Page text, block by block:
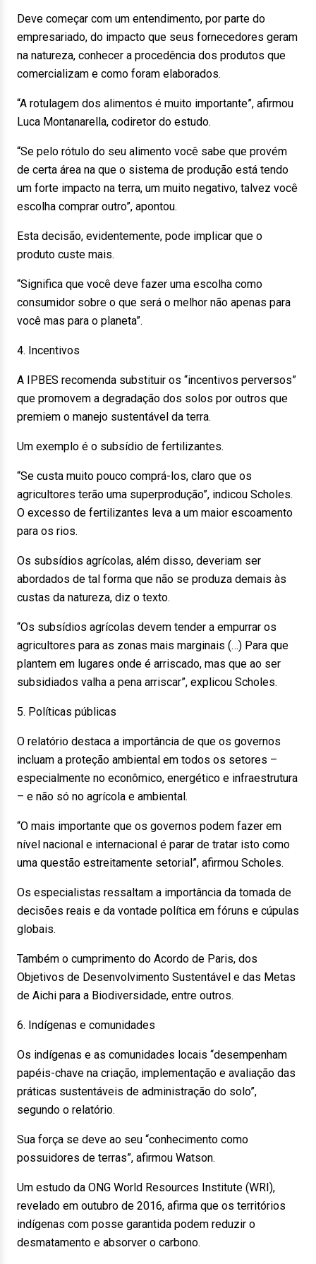
Deve começar com um entendimento, por parte do
empresariado, do impacto que seus fornecedores geram
na natureza, conhecer a procedência dos produtos que
comercializam e como foram elaborados.
“A rotulagem dos alimentos é muito importante”, afirmou
Luca Montanarella, codiretor do estudo.
“Se pelo rótulo do seu alimento você sabe que provém
de certa área na que o sistema de produção está tendo
um forte impacto na terra, um muito negativo, talvez você
escolha comprar outro”, apontou.
Esta decisão, evidentemente, pode implicar que o
produto custe mais.
“Significa que você deve fazer uma escolha como
consumidor sobre o que será o melhor não apenas para
você mas para o planeta”.
4. Incentivos
A IPBES recomenda substituir os “incentivos perversos”
que promovem a degradação dos solos por outros que
premiem o manejo sustentável da terra.
Um exemplo é o subsídio de fertilizantes.
“Se custa muito pouco comprá-los, claro que os
agricultores terão uma superprodução”, indicou Scholes.
O excesso de fertilizantes leva a um maior escoamento
para os rios.
Os subsídios agrícolas, além disso, deveriam ser
abordados de tal forma que não se produza demais às
custas da natureza, diz o texto.
“Os subsídios agrícolas devem tender a empurrar os
agricultores para as zonas mais marginais (…) Para que
plantem em lugares onde é arriscado, mas que ao ser
subsidiados valha a pena arriscar”, explicou Scholes.
5. Políticas públicas
O relatório destaca a importância de que os governos
incluam a proteção ambiental em todos os setores –
especialmente no econômico, energético e infraestrutura
– e não só no agrícola e ambiental.
“O mais importante que os governos podem fazer em
nível nacional e internacional é parar de tratar isto como
uma questão estreitamente setorial”, afirmou Scholes.
Os especialistas ressaltam a importância da tomada de
decisões reais e da vontade política em fóruns e cúpulas
globais.
Também o cumprimento do Acordo de Paris, dos
Objetivos de Desenvolvimento Sustentável e das Metas
de Aichi para a Biodiversidade, entre outros.
6. Indígenas e comunidades
Os indígenas e as comunidades locais “desempenham
papéis-chave na criação, implementação e avaliação das
práticas sustentáveis de administração do solo”,
segundo o relatório.
Sua força se deve ao seu “conhecimento como
possuidores de terras”, afirmou Watson.
Um estudo da ONG World Resources Institute (WRI),
revelado em outubro de 2016, afirma que os territórios
indígenas com posse garantida podem reduzir o
desmatamento e absorver o carbono.